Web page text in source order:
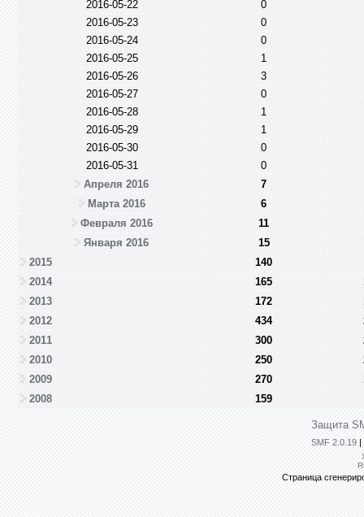
2016-05-22
0
2016-05-23
0
2016-05-24
0
2016-05-25
1
2016-05-26
3
2016-05-27
0
2016-05-28
1
2016-05-29
1
2016-05-30
0
2016-05-31
0
Апреля 2016
7
Марта 2016
6
Февраля 2016
11
Января 2016
15
2015
140
2014
165
2013
172
2012
434
2011
300
2010
250
2009
270
2008
159
Защита
SMF 2.0.19 |
Страница